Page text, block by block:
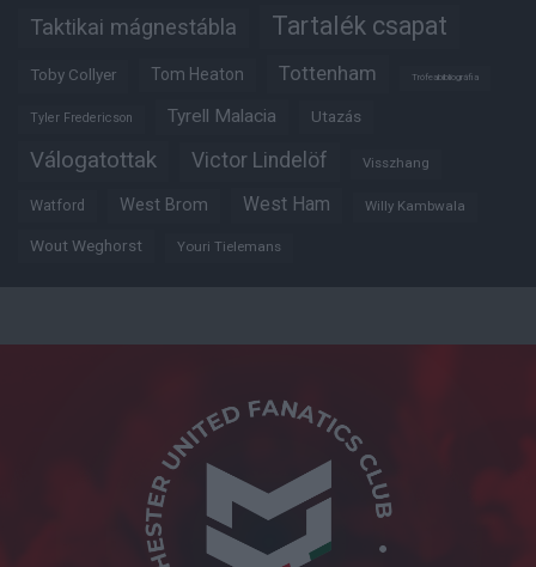
Taktikai mágnestábla Tartalék csapat
Toby Collyer Tom Heaton Tottenham Trófeabibliográfia
Tyler Fredericson Tyrell Malacia Utazás
Válogatottak Victor Lindelöf Visszhang
Watford West Brom West Ham Willy Kambwala
Wout Weghorst Youri Tielemans